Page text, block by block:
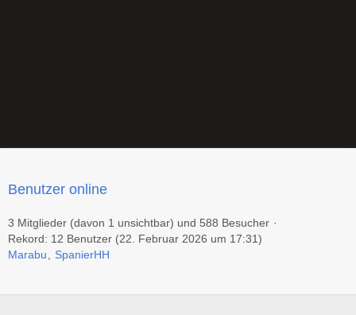
Benutzer online
3 Mitglieder (davon 1 unsichtbar) und 588 Besucher
Rekord: 12 Benutzer (22. Februar 2026 um 17:31)
Marabu
SpanierHH